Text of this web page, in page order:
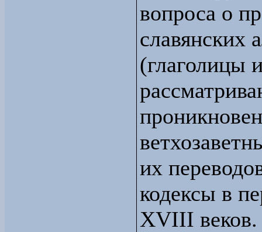
вопроса о
славянских
(глаголицы
их
кодексы в
XVIII веков.